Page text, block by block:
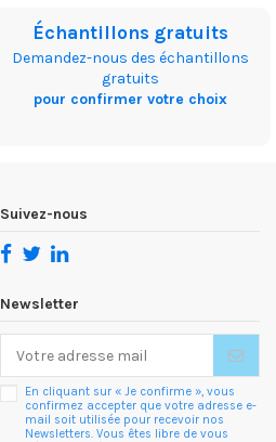
Échantillons gratuits
Demandez-nous des échantillons
gratuits
pour confirmer votre choix
Suivez-nous
Newsletter
En cliquant sur « Je confirme », vous
confirmez accepter que votre adresse e-
mail soit utilisée pour recevoir nos
Newsletters. Vous êtes libre de vous